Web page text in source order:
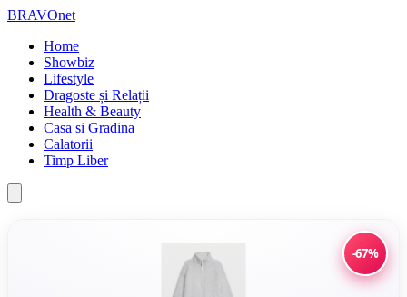
BRAVOnet
Home
Showbiz
Lifestyle
Dragoste și Relații
Health & Beauty
Casa si Gradina
Calatorii
Timp Liber
-67%